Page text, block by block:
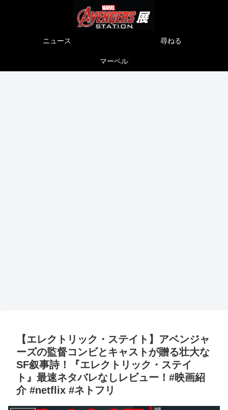
ニュース 尋ねる
マーベル
【エレクトリック・ステイト】アベンジャ
ーズの監督コンビとキャストが贈る壮大な
SF叙事詩！『エレクトリック・ステイ
ト』最速ネタバレなしレビュー！#映画紹
介 #netflix #ネトフリ